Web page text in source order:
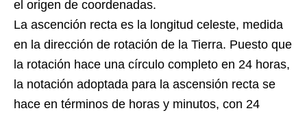
el origen de coordenadas.
La ascención recta es la longitud celeste, medida
en la dirección de rotación de la Tierra. Puesto que
la rotación hace una círculo completo en 24 horas,
la notación adoptada para la ascensión recta se
hace en términos de horas y minutos, con 24